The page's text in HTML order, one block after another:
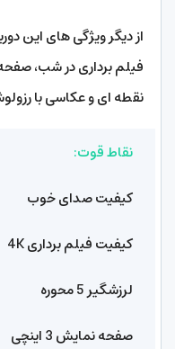
نقطه ای و عکاسی با رزولوشن 8.29
نقاط قوت:
کیفیت صدای خوب
کیفیت فیلم برداری 4K
لرزشگیر 5 محوره
صفحه نمایش 3 اینچی